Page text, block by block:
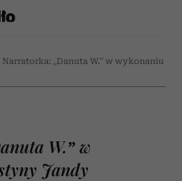
Narratorka: „Danuta W.” w wykonaniu
W.” w
Jandy